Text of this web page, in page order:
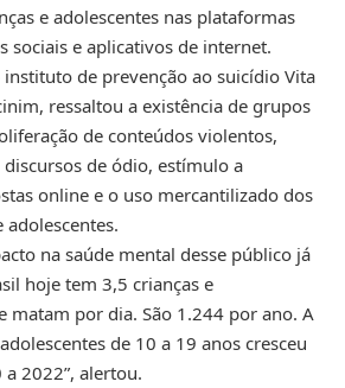
e adolescentes nas plataformas
sociais e aplicativos de internet.
de prevenção ao suicídio Vita
ressaltou a existência de grupos
de conteúdos violentos,
de ódio, estímulo a
online e o uso mercantilizado dos
adolescentes.
na saúde mental desse público já
hoje tem 3,5 crianças e
matam por dia. São 1.244 por ano. A
de 10 a 19 anos cresceu
2022”, alertou.